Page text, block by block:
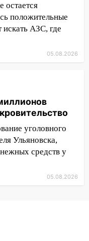
области
утонул
помогли
украли два
какая будет
ульяновские
УК
остается
положительные
АЗС, где
05.08.2026
уголовного
Ульяновска,
средств у
05.08.2026